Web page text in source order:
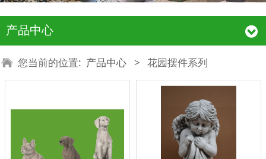
产品中心
您当前的位置: 产品中心 > 花园摆件系列